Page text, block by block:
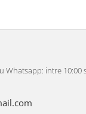
Whatsapp: intre 10:00